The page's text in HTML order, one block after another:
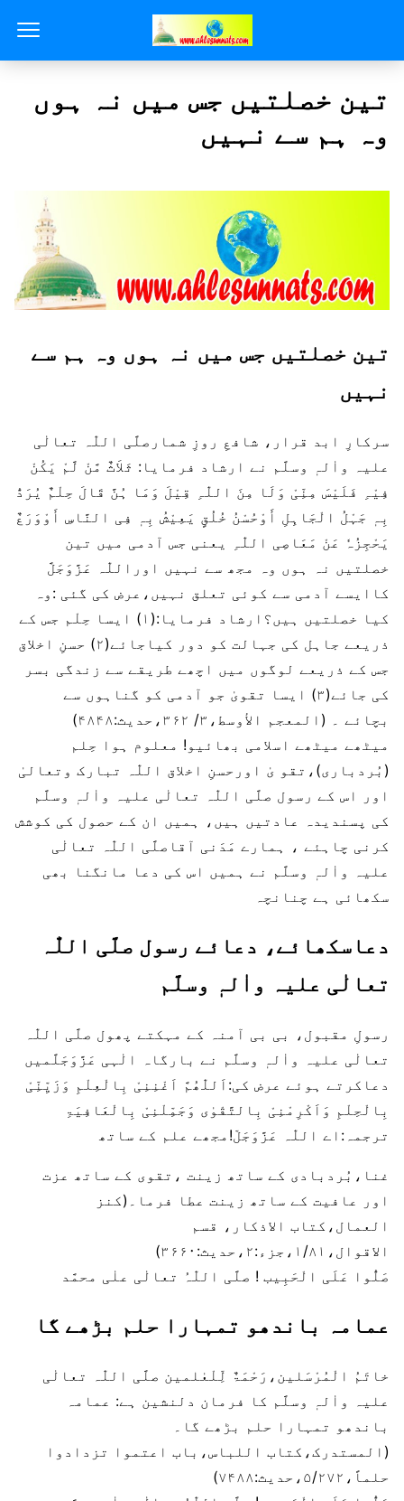
تین خصلتیں جس میں نہ ہوں
وہ ہم سے نہیں
تین خصلتیں جس میں نہ ہوں وہ ہم سے
نہیں
سرکارِ ابد قرار، شافعِ روزِ شمارصلَّی اللّٰہ تعالٰی
علیہ واٰلہٖ وسلَّم نے ارشاد فرمایا: ثَلاَثٌ مَّنْ لَّمْ یَکُنْ
فِیْہِ فَلَیْسَ مِنِّیْ وَلَا مِنَ اللّٰہِ قِیْلَ وَمَا ہُنَّ قَالَ حِلْمٌ یُرَدُّ
بِہٖ جَہْلُ الْجَاہِلِ أَوْحُسْنُ خُلُقٍ یَعِیْشُ بِہٖ فِی النَّاسِ أَوْوَرَعٌ
یَحْجِزُہٗ عَنْ مَعَاصِی اللّٰہِ یعنی جس آدمی میں تین
خصلتیں نہ ہوں وہ مجھ سے نہیں اوراللّٰہ عَزَّوَجَلَّ
کاایسے آدمی سے کوئی تعلق نہیں،عرض کی گئی :وہ
کیا خصلتیں ہیں؟ارشاد فرمایا:(۱) ایسا حِلْم جس کے
ذریعے جاہل کی جہالت کو دور کیاجائے(۲) حسنِ اخلاق
جس کے ذریعے لوگوں میں اچھے طریقے سے زندگی بسر
کی جائے(۳) ایسا تقویٰ جو آدمی کو گناہوں سے
بچائے ۔ (المعجم الأوسط،۳/ ۳۶۲،حدیث:۴۸۴۸)
میٹھے میٹھے اسلامی بھائیو! معلوم ہوا حِلم
(بُردباری)،تقو یٰ اورحسنِ اخلاق اللّٰہ تبارک وتعالیٰ
اور اس کے رسول صلَّی اللّٰہ تعالٰی علیہ واٰلہٖ وسلَّم
کی پسندیدہ عادتیں ہیں، ہمیں ان کے حصول کی کوشش
کرنی چاہئے ، ہمارے مَدَنی آقاصلَّی اللّٰہ تعالٰی
علیہ واٰلہٖ وسلَّم نے ہمیں اس کی دعا مانگنا بھی
سکھائی ہے چنانچہ
دعاسکھائے، دعائے رسول صلَّی اللّٰہ
تعالٰی علیہ واٰلہٖ وسلَّم
رسولِ مقبول، بی بی آمنہ کے مہکتے پھول صلَّی اللّٰہ
تعالٰی علیہ واٰلہٖ وسلَّم نے بارگاہ الٰہی عَزَّوَجَلَّمیں
دعاکرتے ہوئے عرض کی:اَللّٰھُمَّ اَغْنِنِیْ بِالْعِلْمِ وَزَیِّنِّیْ
بِالْحِلْمِ وَاَکْرِمْنِیْ بِالتَّقْوٰی وَجَمِّلْنِیْ بِالْعَافِیَۃِ
ترجمہ:اے اللّٰہ عَزَّوَجَلّ!مجھے علم کے ساتھ
غنا،بُردبادی کے ساتھ زینت ،تقوی کے ساتھ عزت
اور عافیت کے ساتھ زینت عطا فرما۔(کنز
العمال،کتاب الاذکار، قسم
الاقوال،۱/۸۱،جزء:۲،حدیث:۳۶۶۰)
صَلُّوا عَلَی الْحَبِیب ! صلَّی اللّٰہُ تعالٰی علٰی محمَّد
عمامہ باندھو تمہارا حلم بڑھے گا
خاتَمُ الْمُرْسَلین،رَحْمَۃٌ لِّلْعٰلمین صلَّی اللّٰہ تعالٰی
علیہ واٰلہٖ وسلَّم کا فرمان دلنشین ہے: عمامہ
باندھو تمہارا حلم بڑھے گا۔
(المستدرک،کتاب اللباس،باب اعتموا تزدادوا
حلماً،۵/۲۷۲،حدیث:۷۴۸۸)